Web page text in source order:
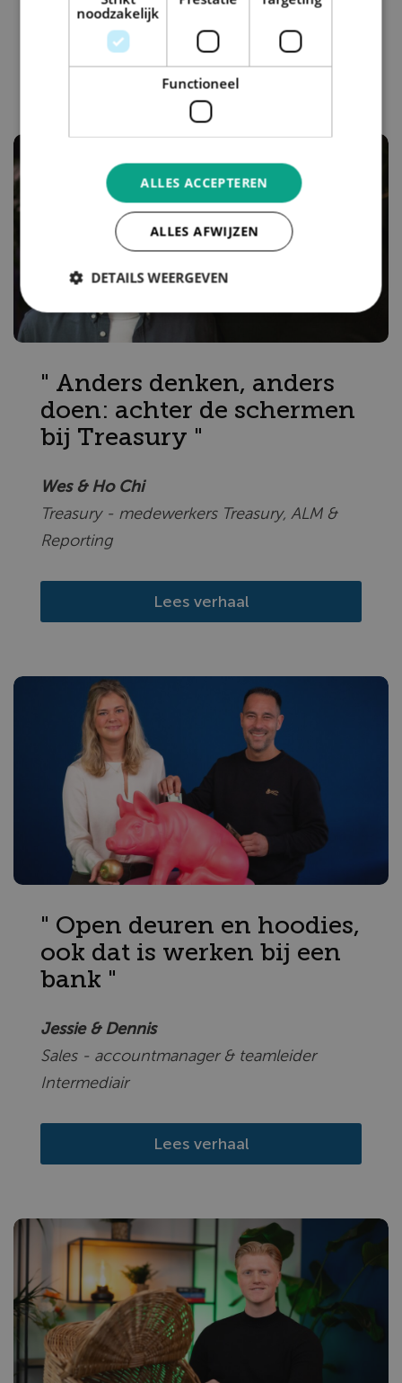
Lees verhaal
" Anders denken, anders
doen: achter de schermen
bij Treasury "
Wes & Ho Chi
Treasury - medewerkers Treasury, ALM &
Reporting
Lees verhaal
" Open deuren en hoodies,
ook dat is werken bij een
bank "
Jessie & Dennis
Sales - accountmanager & teamleider
Intermediair
Lees verhaal
noodzakelijk
Functioneel
ALLES ACCEPTEREN
ALLES AFWIJZEN
DETAILS WEERGEVEN